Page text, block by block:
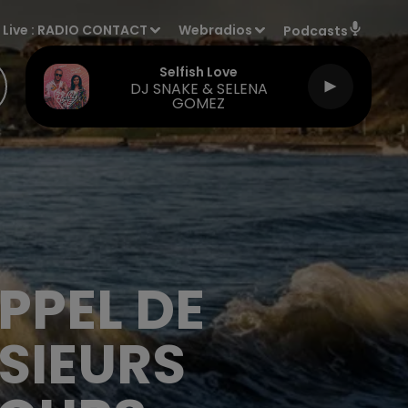
Live : RADIO CONTACT Webradios Podcasts
Selfish Love
DJ SNAKE & SELENA
GOMEZ
DE